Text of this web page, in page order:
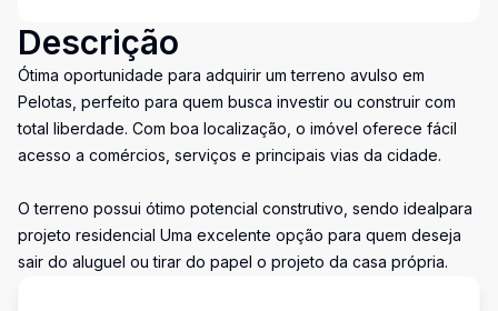
Descrição
Ótima oportunidade para adquirir um terreno avulso em
Pelotas, perfeito para quem busca investir ou construir com
total liberdade. Com boa localização, o imóvel oferece fácil
acesso a comércios, serviços e principais vias da cidade.
O terreno possui ótimo potencial construtivo, sendo idealpara
projeto residencial Uma excelente opção para quem deseja
sair do aluguel ou tirar do papel o projeto da casa própria.